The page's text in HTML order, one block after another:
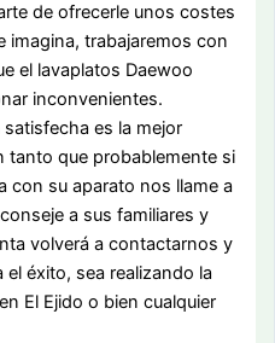
de ofrecerle unos costes
imagina, trabajaremos con
el lavaplatos Daewoo
inconvenientes.
es la mejor
tanto que probablemente si
con su aparato nos llame a
a sus familiares y
volverá a contactarnos y
el éxito, sea realizando la
El Ejido o bien cualquier